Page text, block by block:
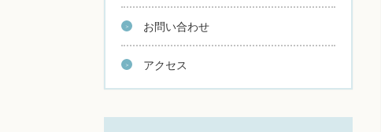
お問い合わせ
アクセス